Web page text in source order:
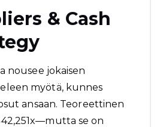
& Cash
nousee jokaisen
myötä, kunnes
ansaan. Teoreettinen
se on